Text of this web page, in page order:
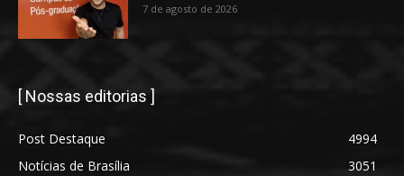
7 de agosto de 2026
[ Nossas editorias ]
Post Destaque
4994
Notícias de Brasília
3051